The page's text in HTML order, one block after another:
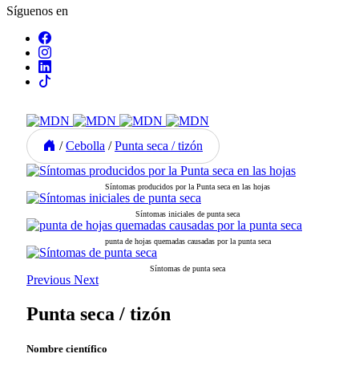
Síguenos en
/ Cebolla / Punta seca / tizón
Síntomas producidos por la Punta seca en las hojas
Síntomas iniciales de punta seca
punta de hojas quemadas causadas por la punta seca
Síntomas de punta seca
Previous Next
Punta seca / tizón
Nombre científico